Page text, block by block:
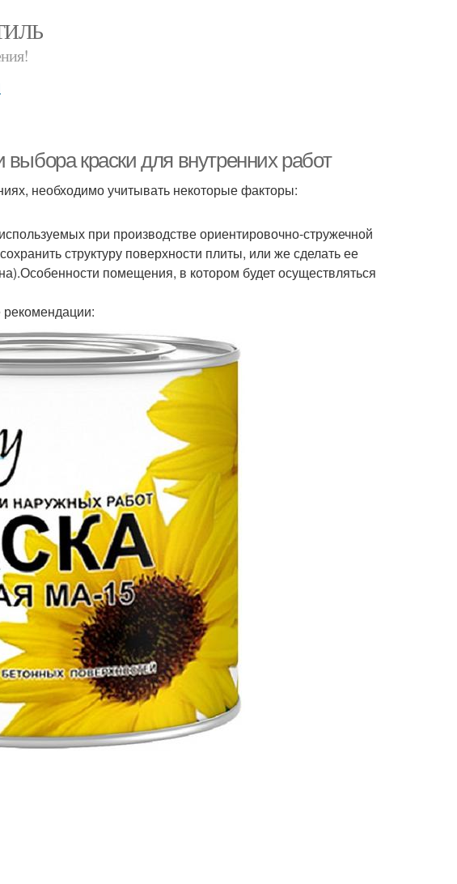
краски для внутренних работ
необходимо учитывать некоторые факторы:
при производстве ориентировочно-стружечной
структуру поверхности плиты, или же сделать ее
помещения, в котором будет осуществляться